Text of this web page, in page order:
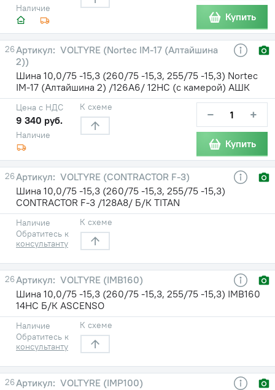
Наличие
Купить
26
VOLTYRE (Nortec IM-17 (Алтайшина
2))
Шина 10,0/75 -15,3 (260/75 -15,3, 255/75 -15,3) Nortec
IM-17 (Алтайшина 2) /126A6/ 12НС (с камерой) АШК
Наличие
Цена с НДС
9 340 руб.
К схеме − +
Купить
26
VOLTYRE (CONTRACTOR F-3)
Шина 10,0/75 -15,3 (260/75 -15,3, 255/75 -15,3)
CONTRACTOR F-3 /128A8/ Б/К TITAN
Наличие
Обратитесь к
консультанту
К схеме
26
VOLTYRE (IMB160)
Шина 10,0/75 -15,3 (260/75 -15,3, 255/75 -15,3) IMB160
14НС Б/К ASCENSO
Наличие
Обратитесь к
консультанту
К схеме
26 VOLTYRE (IMP100)